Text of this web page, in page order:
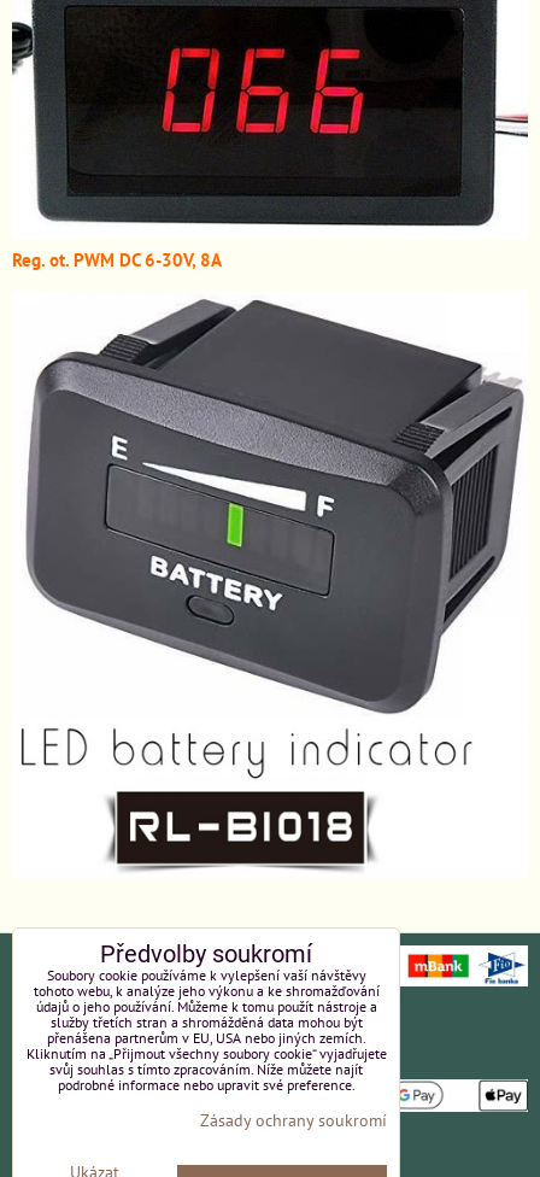
Reg. ot. PWM DC 6-30V, 8A
Ochrana osobních údajů
Platební údaje
Obchodní podmínky
Reklamace
Předvolby soukromí
Soubory cookie používáme k vylepšení vaší návštěvy
tohoto webu, k analýze jeho výkonu a ke shromažďování
údajů o jeho používání. Můžeme k tomu použít nástroje a
služby třetích stran a shromážděná data mohou být
přenášena partnerům v EU, USA nebo jiných zemích.
Kliknutím na „Přijmout všechny soubory cookie“ vyjadřujete
svůj souhlas s tímto zpracováním. Níže můžete najít
podrobné informace nebo upravit své preference.
Zásady ochrany soukromí
Ukázat